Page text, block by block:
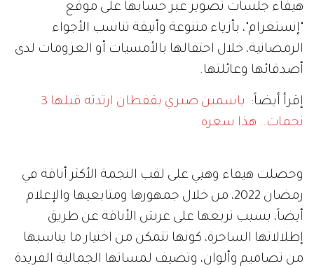
هيفاء جلسات تصوير عبر حسابها على موقع
"إنستغرام"، بأزياء متنوعة وأنيقة تناسب الأجواء
الرمضانية، خلال احتفالها بالأمسيات أو العزومات لدى
أصدقائها وعائلتها.
إقرأ أيضاً:
ياسمين صبري بقفطان ارتدته قبلها 3
نجمات.. هذا سعره
وحصلت هيفاء وهبي على لقب النجمة الأكثر أناقة في
رمضان 2022، من خلال جمهورها ومتابعيها والإعلام
أيضاً، بسبب تربعها على عرش الأناقة عن طريق
إطلالاتها الساحرة، كونها تتمكن من اختيار ما يناسبها
من تصاميم وألوان، وتضيف لمساتها الجمالية الفريدة